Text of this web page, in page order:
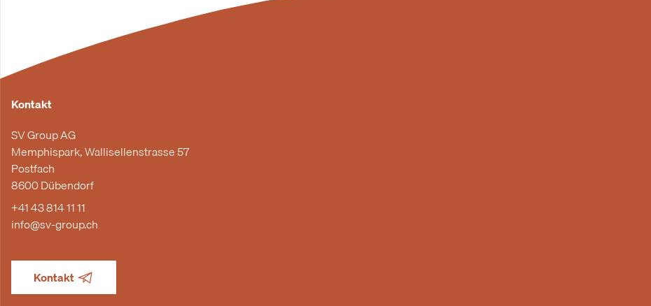
Kontakt
SV Group AG
Memphispark, Wallisellenstrasse 57
Postfach
8600 Dübendorf
+41 43 814 11 11
info@sv-group.ch
Kontakt